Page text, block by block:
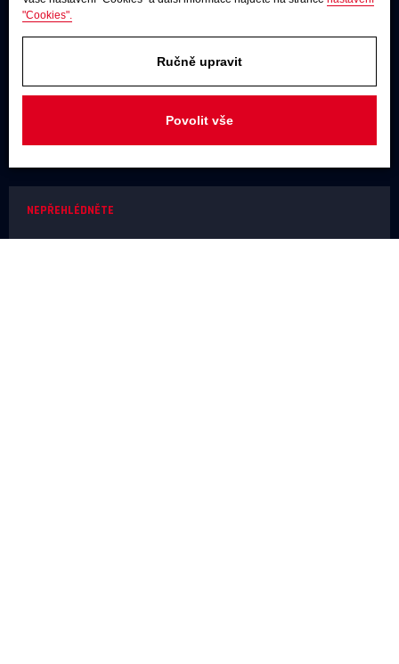
"Cookies".
Ručně upravit
Povolit vše
Adresa
JAKÝKOLIV DOTAZ
+420 731 488 859 (9:00 - 17:00)
NEPŘEHLÉDNĚTE
Naše realizace